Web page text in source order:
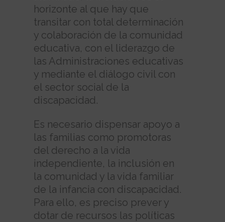
horizonte al que hay que
transitar con total determinación
y colaboración de la comunidad
educativa, con el liderazgo de
las Administraciones educativas
y mediante el diálogo civil con
el sector social de la
discapacidad.
Es necesario dispensar apoyo a
las familias como promotoras
del derecho a la vida
independiente, la inclusión en
la comunidad y la vida familiar
de la infancia con discapacidad.
Para ello, es preciso prever y
dotar de recursos las políticas